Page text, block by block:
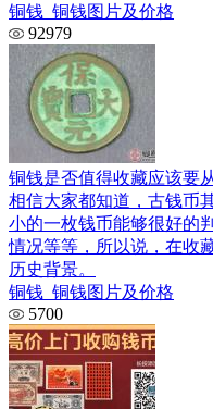
铜钱_铜钱图片及价格
92979
铜钱是否值得收藏应该要
相信大家都知道，古钱币
小的一枚钱币能够很好的
情况等等，所以说，在收
历史背景。
铜钱_铜钱图片及价格
5700